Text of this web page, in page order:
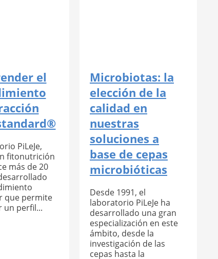
el
PiLeJe,
fitonutrición
más de 20
que permite
un perfil...
Microbiotas: la
elección de la
calidad en
nuestras
soluciones a
base de cepas
microbióticas
Desde 1991, el
laboratorio PiLeJe ha
desarrollado una gran
especialización en este
ámbito, desde la
investigación de las
cepas hasta la